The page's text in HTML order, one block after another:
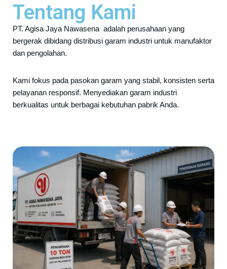
Tentang Kami
PT. Agisa Jaya Nawasena adalah perusahaan yang
bergerak dibidang distribusi garam industri untuk manufaktor
dan pengolahan.
Kami fokus pada pasokan garam yang stabil, konsisten serta
pelayanan responsif. Menyediakan garam industri
berkualitas untuk berbagai kebutuhan pabrik Anda.